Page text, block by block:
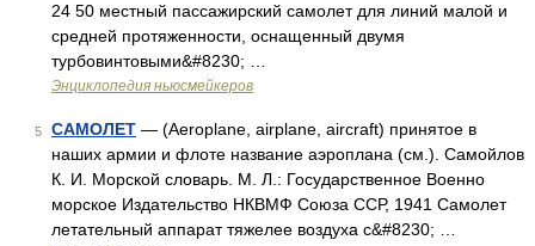
24 50 местный пассажирский самолет для линий малой и
средней протяженности, оснащенный двумя
турбовинтовыми&#8230; …
Энциклопедия ньюсмейкеров
5 САМОЛЕТ — (Aeroplane, airplane, aircraft) принятое в
наших армии и флоте название аэроплана (см.). Самойлов
К. И. Морской словарь. М. Л.: Государственное Военно
морское Издательство НКВМФ Союза ССР, 1941 Самолет
летательный аппарат тяжелее воздуха с&#8230; …